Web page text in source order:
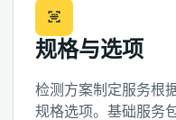
规格与选项
检测方案制定服务根
规格选项。基础服务